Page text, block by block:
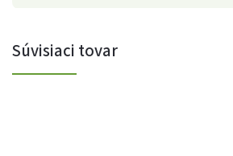
Súvisiaci tovar